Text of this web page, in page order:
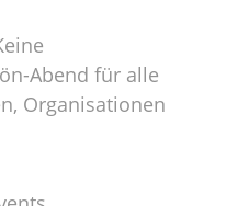
Abend für alle
Organisationen